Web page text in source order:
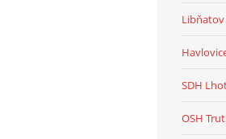
Libňatov
SDH
OSH